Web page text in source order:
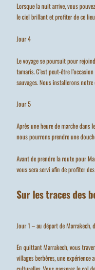
Lorsque la nuit arrive, vous
le ciel brillant et profiter de ce
Jour 4
Le voyage se poursuit pour
tamaris. C’est peut-être
sauvages. Nous installerons
Jour 5
Après une heure de marche dans
nous pourrons prendre une
Avant de prendre la route pour
vous sera servi afin de profiter
Sur les traces des
Jour 1 – au départ de Marrakech,
En quittant Marrakech, vous
villages berbères, une